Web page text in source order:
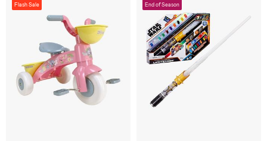
Flash Sale End of Season